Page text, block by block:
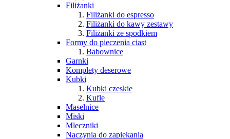
Filiżanki
Filiżanki do espresso
Filiżanki do kawy zestawy
Filiżanki ze spodkiem
Formy do pieczenia ciast
Babownice
Garnki
Komplety deserowe
Kubki
Kubki czeskie
Kufle
Maselnice
Miski
Mleczniki
Naczynia do zapiekania